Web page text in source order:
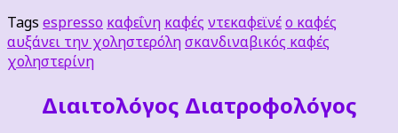
Tags espresso καφεΐνη καφές ντεκαφεϊνέο καφές
αυξάνει την χοληστερόλησκανδιναβικός καφές
χοληστερίνη
Διαιτoλόγος Διατροφολόγος